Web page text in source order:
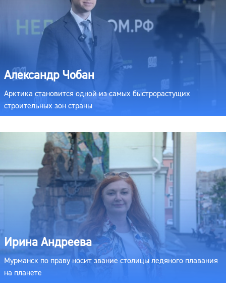
Александр Чобан
Арктика становится одной из самых быстрорастущих
строительных зон страны
Ирина Андреева
Мурманск по праву носит звание столицы ледяного плавания
на планете